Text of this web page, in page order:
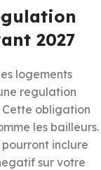
2027
logements
regulation
Cette obligation
les bailleurs.
pourront inclure
sur votre